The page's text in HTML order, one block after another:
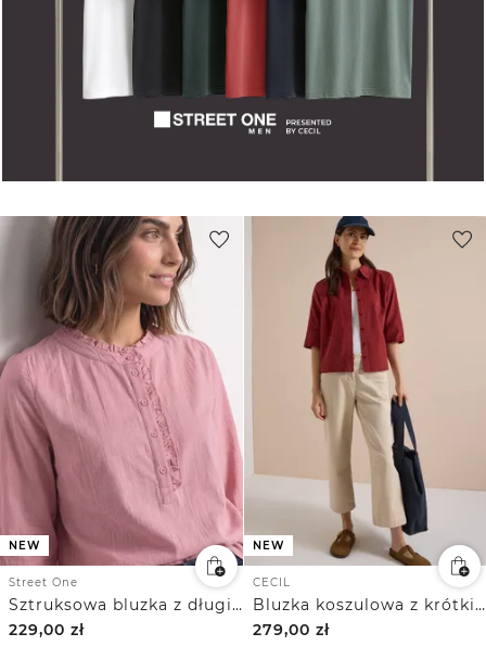
NEW
Street One
Sztruksowa bluzka z długim rękawem i falbankami
229,00 zł
NEW
CECIL
Bluzka koszulowa z krótkim rękawem w jednolitym kolorze
279,00 zł